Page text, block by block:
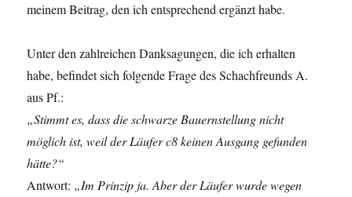
meinem Beitrag, den ich entsprechend ergänzt habe.
Unter den zahlreichen Danksagungen, die ich erhalten
habe, befindet sich folgende Frage des Schachfreunds A.
aus Pf.:
„Stimmt es, dass die schwarze Bauernstellung nicht
möglich ist, weil der Läufer c8 keinen Ausgang gefunden
hätte?“
Antwort: „Im Prinzip ja. Aber der Läufer wurde wegen